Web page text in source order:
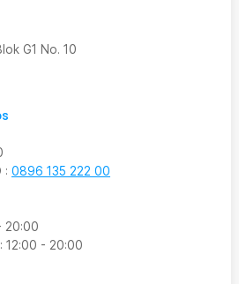
G1 No. 10
: 0896 135 222 00
20:00
: 12:00 - 20:00